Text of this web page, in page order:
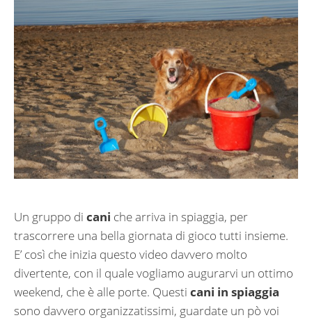
Un gruppo di cani che arriva in spiaggia, per
trascorrere una bella giornata di gioco tutti insieme.
E’ così che inizia questo video davvero molto
divertente, con il quale vogliamo augurarvi un ottimo
weekend, che è alle porte. Questi cani in spiaggia
sono davvero organizzatissimi, guardate un pò voi